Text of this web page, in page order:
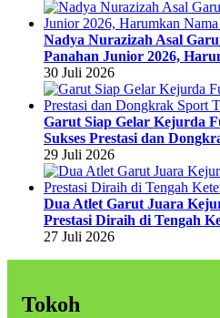
Nadya Nurazizah Asal
Panahan Junior 2026,
30 Juli 2026
Garut Siap Gelar Kejurda
Sukses Prestasi dan
29 Juli 2026
Dua Atlet Garut Juara
Prestasi Diraih di Tengah
27 Juli 2026
Tokoh